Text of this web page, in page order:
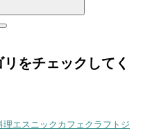
をチェックしてく
理エスニック カフェ クラフトジ